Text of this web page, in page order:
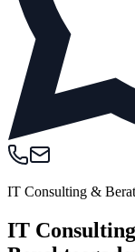
IT Consulting &
IT